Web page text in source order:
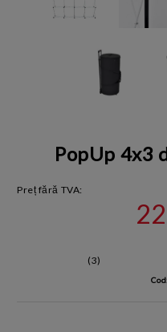
PopUp 4x3
Preț fără TVA:
(3)
Cod: